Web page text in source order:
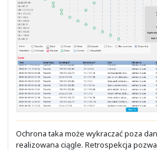
- Telefonia i wideospotkania
- Platforma do wspólnej pracy
- Infrastruktura IT
- Akademiki studenckie
- Środowiska aplikacyjne
- Cyberbezpieczeństwo
- Bezpieczeństwo aplikacji i OS
- Bezpieczeństwo danych